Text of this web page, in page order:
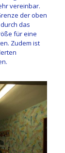
vereinbar.
der oben
das
für eine
Zudem ist